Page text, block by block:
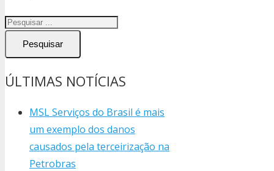
Pesquisar
ÚLTIMAS NOTÍCIAS
MSL Serviços do Brasil é mais
um exemplo dos danos
causados pela terceirização na
Petrobras